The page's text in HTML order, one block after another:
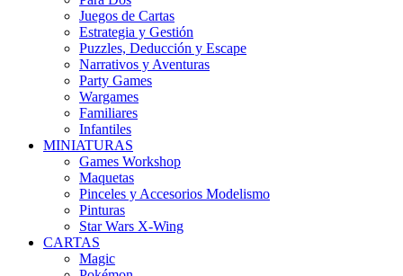
Juegos de Cartas
Estrategia y Gestión
Puzzles, Deducción y Escape
Narrativos y Aventuras
Party Games
Wargames
Familiares
Infantiles
MINIATURAS
Games Workshop
Maquetas
Pinceles y Accesorios Modelismo
Pinturas
Star Wars X-Wing
CARTAS
Magic